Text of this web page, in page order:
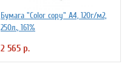
Бумага "Color copy" А4, 120г/м2,
250л., 161%
2 565 р.